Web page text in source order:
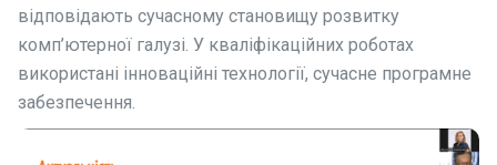
відповідають сучасному становищу розвитку
комп’ютерної галузі. У кваліфікаційних роботах
використані інноваційні технології, сучасне програмне
забезпечення.